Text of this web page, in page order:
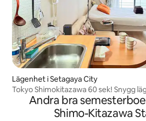
Lägenhet i Setagaya City
Tokyo Shimokitazawa 60 sek! Snygg
Andra bra
Shimo-Kitazawa